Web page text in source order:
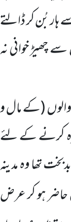
بُن کر ڈالتے
چھیڑ خوانی نہ
(کے مال و
کرنے کے لئے
تھا وہ مدینہ
ہو کر عرض